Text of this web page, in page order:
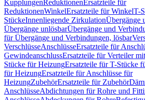
KupplungenReduktionenErsatzteile für
ReduktionenWinkelErsatzteile für WinkelT-
StückeInnenliegende ZirkulationÜbergänge
Übergänge unlösbarÜbergänge und
für Übergänge und Verbindungen, lösbar
VerschlüsseAnschlüsseErsatzteile für
GewindeanschlussErsatzteile für Verteiler
Stücke für HeizungErsatzteile für T-Stücke
für HeizungErsatzteile für Anschlüsse für
HeizungZubehörErsatzteile für Zubehör
AnschlüsseAbdichtungen für Rohre und